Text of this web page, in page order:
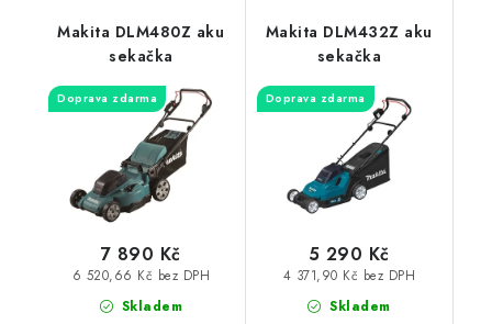
Makita DLM480Z aku
sekačka
Doprava zdarma
Skladem
6 520,66 Kč bez DPH
7 890 Kč
Makita DLM432Z aku
sekačka
Doprava zdarma
Skladem
4 371,90 Kč bez DPH
5 290 Kč